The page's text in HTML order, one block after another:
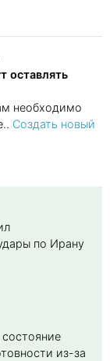
оставлять
необходимо
Создать новый
по Ирану
из-за